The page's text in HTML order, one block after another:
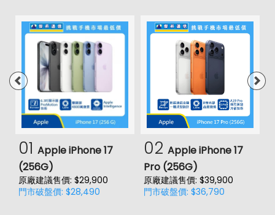
01 Apple iPhone 17
(256G)
原廠建議售價: $29,900
門市破盤價: $28,490
02 Apple iPhone 17
Pro (256G)
原廠建議售價: $39,900
門市破盤價: $36,790